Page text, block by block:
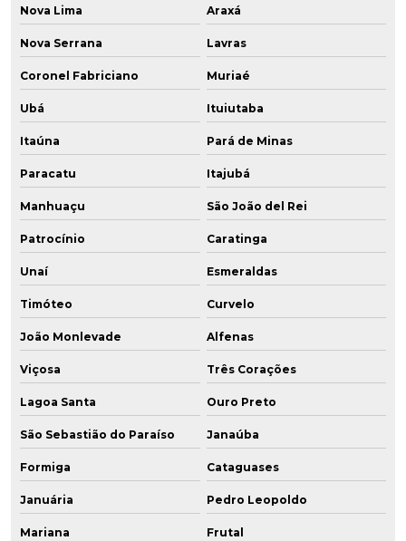
Nova Lima Araxá
Nova Serrana Lavras
Coronel Fabriciano Muriaé
Ubá Ituiutaba
Itaúna Pará de Minas
Paracatu Itajubá
Manhuaçu São João del Rei
Patrocínio Caratinga
Unaí Esmeraldas
Timóteo Curvelo
João Monlevade Alfenas
Viçosa Três Corações
Lagoa Santa Ouro Preto
São Sebastião do Paraíso Janaúba
Formiga Cataguases
Januária Pedro Leopoldo
Mariana Frutal